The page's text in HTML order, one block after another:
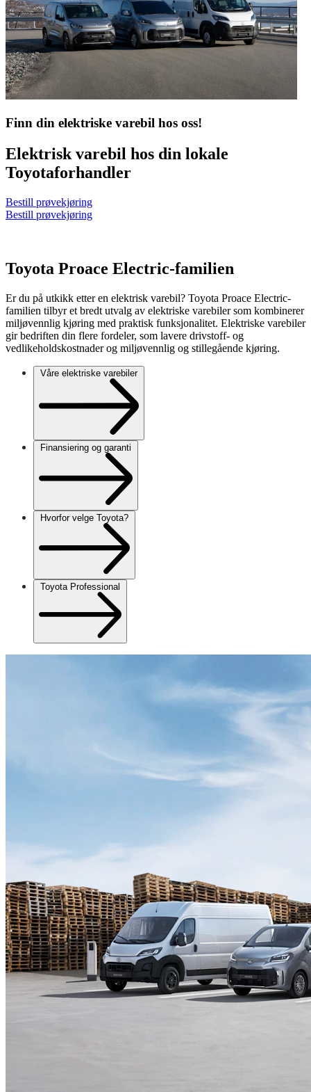
Finn din elektriske varebil hos oss!
Elektrisk varebil hos din lokale
Toyotaforhandler
Bestill prøvekjøring
Bestill prøvekjøring
Toyota Proace Electric-familien
Er du på utkikk etter en elektrisk varebil? Toyota Proace Electric-
familien tilbyr et bredt utvalg av elektriske varebiler som kombinerer
miljøvennlig kjøring med praktisk funksjonalitet. Elektriske varebiler
gir bedriften din flere fordeler, som lavere drivstoff- og
vedlikeholdskostnader og miljøvennlig og stillegående kjøring.
Våre elektriske varebiler
Finansiering og garanti
Hvorfor velge Toyota?
Toyota Professional